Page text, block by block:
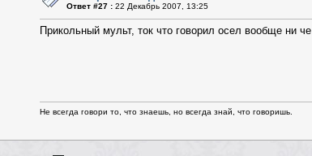
Ответ #27 : 22 Декабрь 2007, 13:25
Прикольный мульт, ток что говорил осел вообще ни
Не всегда говори то, что знаешь, но всегда знай, что говоришь.